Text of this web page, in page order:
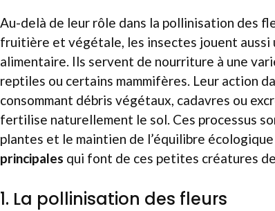
Au-delà de leur rôle dans la pollinisation des
fruitière et végétale, les insectes jouent aussi
alimentaire. Ils servent de nourriture à une
reptiles ou certains mammifères. Leur action
consommant débris végétaux, cadavres ou
fertilise naturellement le sol. Ces processus
plantes et le maintien de l’équilibre
principales qui font de ces petites créatures
1. La pollinisation des fleurs